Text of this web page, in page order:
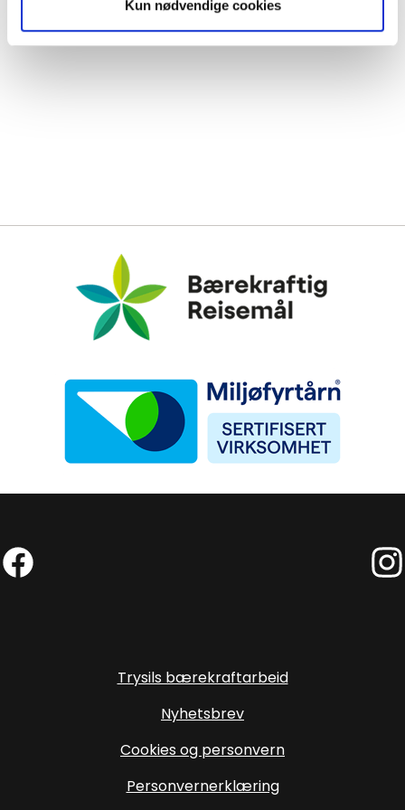
Kun nødvendige cookies
Bærekraftig Reisemål
Miljøfyrtårn
Trysils bærekraftarbeid
Nyhetsbrev
Cookies og personvern
Personvernerklæring